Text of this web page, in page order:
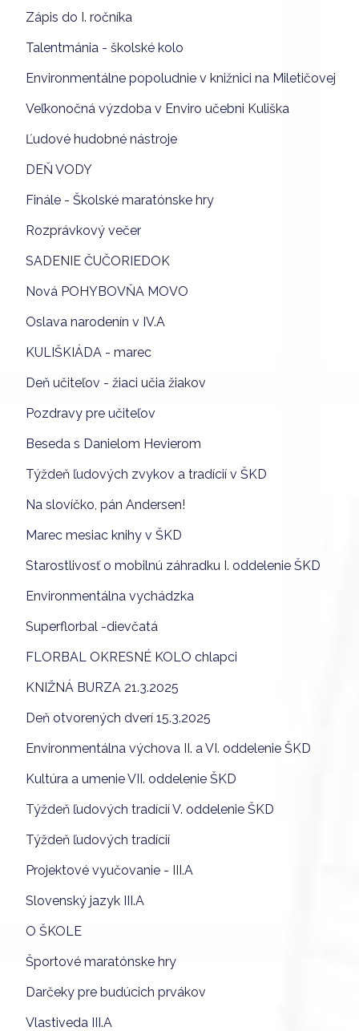
Zápis do I. ročníka
Talentmánia - školské kolo
Environmentálne popoludnie v knižnici na Miletičovej
Veľkonočná výzdoba v Enviro učebni Kuliška
Ľudové hudobné nástroje
DEŇ VODY
Finále - Školské maratónske hry
Rozprávkový večer
SADENIE ČUČORIEDOK
Nová POHYBOVŇA MOVO
Oslava narodenín v IV.A
KULIŠKIÁDA - marec
Deň učiteľov - žiaci učia žiakov
Pozdravy pre učiteľov
Beseda s Danielom Hevierom
Týždeň ľudových zvykov a tradícií v ŠKD
Na slovíčko, pán Andersen!
Marec mesiac knihy v ŠKD
Starostlivosť o mobilnú záhradku I. oddelenie ŠKD
Environmentálna vychádzka
Superflorbal -dievčatá
FLORBAL OKRESNÉ KOLO chlapci
KNIŽNÁ BURZA 21.3.2025
Deň otvorených dverí 15.3.2025
Environmentálna výchova II. a VI. oddelenie ŠKD
Kultúra a umenie VII. oddelenie ŠKD
Týždeň ľudových tradícií V. oddelenie ŠKD
Týždeň ľudových tradícií
Projektové vyučovanie - III.A
Slovenský jazyk III.A
O ŠKOLE
Športové maratónske hry
Darčeky pre budúcich prvákov
Vlastiveda III.A